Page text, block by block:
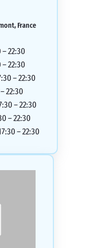
France
22:30
22:30
– 22:30
22:30
– 22:30
– 22:30
– 22:30